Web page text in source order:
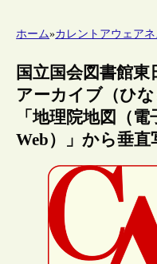
ホーム»カレントアウェア
国立国会図書館東
アーカイブ（ひな
「地理院地図（電
Web）」から垂直